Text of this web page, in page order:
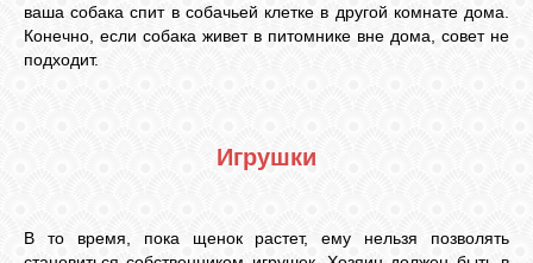
ваша собака спит в собачьей клетке в другой комнате дома.
Конечно, если собака живет в питомнике вне дома, совет не
подходит.
Игрушки
В то время, пока щенок растет, ему нельзя позволять